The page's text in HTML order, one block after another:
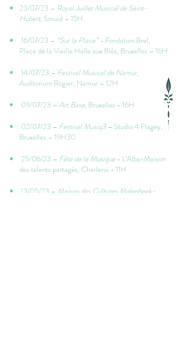
23/07/23 – Royal Juillet Musical de Saint-
Hubert, Smuid – 15H
16/07/23 – “Sur la Place”- Fondation Brel,
Place de la Vieille Halle aux Blés, Bruxelles – 16H
14/07/23 – Festival Musical de Namur,
Auditorium Rogier, Namur – 12H
09/07/23 – Art Base, Bruxelles - 16H
02/07/23 – Festival Musiq3– Studio 4 Flagey,
Bruxelles – 19H30
25/06/23 – Fête de la Musique- L’Alba-Maison
des talents partagés, Charleroi - 11H
23/05/23 – Maison des Cultures Molenbeek-